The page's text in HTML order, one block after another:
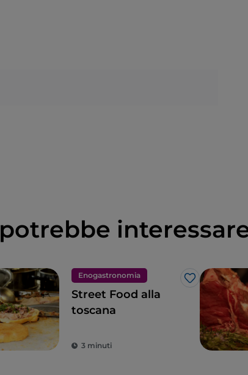
Enogastronomia
Like
Street Food alla
toscana
3 minuti